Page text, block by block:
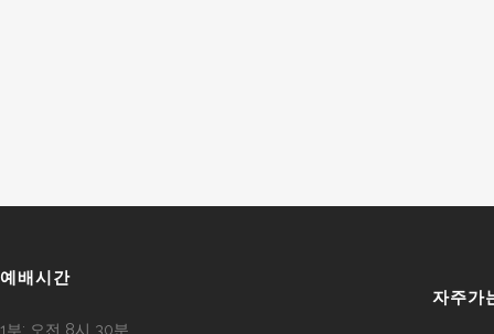
예배시간
1부: 오전 8시 30분
자주가